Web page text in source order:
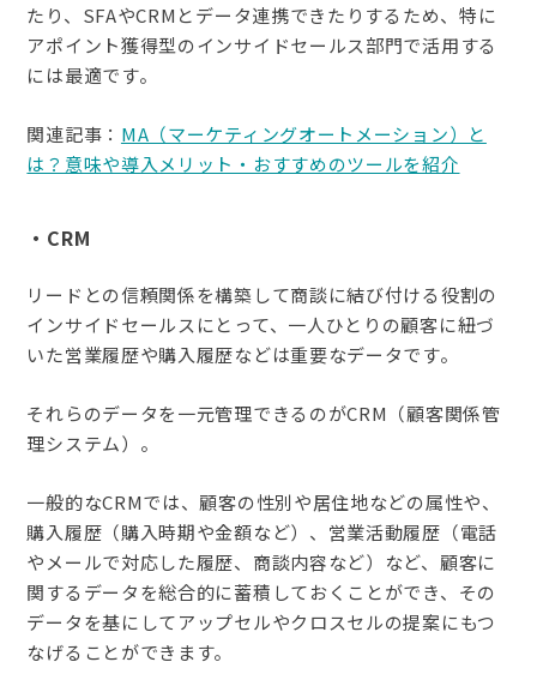
たり、SFAやCRMとデータ連携できたりするため、特に
アポイント獲得型のインサイドセールス部門で活用する
には最適です。
関連記事： MA（マーケティングオートメーション）と
は？意味や導入メリット・おすすめのツールを紹介
・CRM
リードとの信頼関係を構築して商談に結び付ける役割の
インサイドセールスにとって、一人ひとりの顧客に紐づ
いた営業履歴や購入履歴などは重要なデータです。
それらのデータを一元管理できるのがCRM（顧客関係管
理システム）。
一般的なCRMでは、顧客の性別や居住地などの属性や、
購入履歴（購入時期や金額など）、営業活動履歴（電話
やメールで対応した履歴、商談内容など）など、顧客に
関するデータを総合的に蓄積しておくことができ、その
データを基にしてアップセルやクロスセルの提案にもつ
なげることができます。